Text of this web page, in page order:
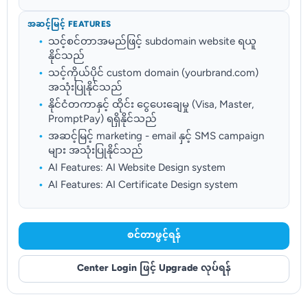
အဆင့်မြင့် FEATURES
သင့်စင်တာအမည်ဖြင့် subdomain website ရယူ
နိုင်သည်
သင့်ကိုယ်ပိုင် custom domain (yourbrand.com)
အသုံးပြုနိုင်သည်
နိုင်ငံတကာနှင့် ထိုင်း ငွေပေးချေမှု (Visa, Master,
PromptPay) ရရှိနိုင်သည်
အဆင့်မြင့် marketing - email နှင့် SMS campaign
များ အသုံးပြုနိုင်သည်
AI Features: AI Website Design system
AI Features: AI Certificate Design system
စင်တာဖွင့်ရန်
Center Login ဖြင့် Upgrade လုပ်ရန်